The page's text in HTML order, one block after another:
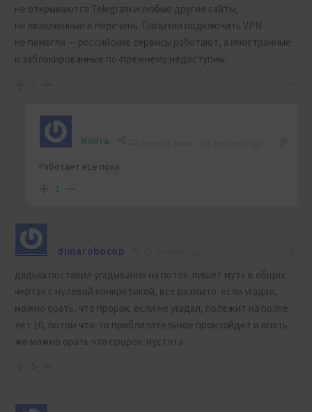
не открываются Telegram и любые другие сайты,
не включенные в перечень. Попытки подключить VPN
не помогли — российские сервисы работают, а иностранные
и заблокированные по-прежнему недоступны.
Rudra Justin
Работает всё пока
1
dimarobocop
дядька поставил угадывания на поток. пишет муть в общих
чертах с нулевой конкретикой, все размыто. если угадал,
можно орать, что пророк. если не угадал, полежит на полке
лет 10, потом что-то приблизительное произойдет и опять
же можно орать что пророк. пустота.
5